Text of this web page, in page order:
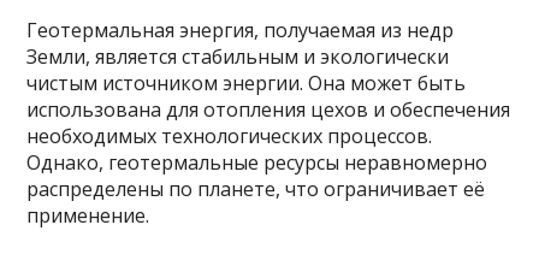
Геотермальная энергия, получаемая из недр
Земли, является стабильным и экологически
чистым источником энергии. Она может быть
использована для отопления цехов и обеспечения
необходимых технологических процессов.
Однако, геотермальные ресурсы неравномерно
распределены по планете, что ограничивает её
применение.